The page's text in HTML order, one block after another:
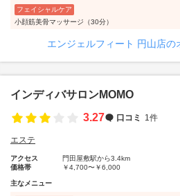
フェイシャルケア
小顔筋美骨マッサージ（30分）
エンジェルフィート 円山店の
インディバサロンMOMO
3.27
口コミ 1件
エステ
アクセス
門田屋敷駅から3.4km
価格帯
￥4,700〜￥6,000
主なメニュー